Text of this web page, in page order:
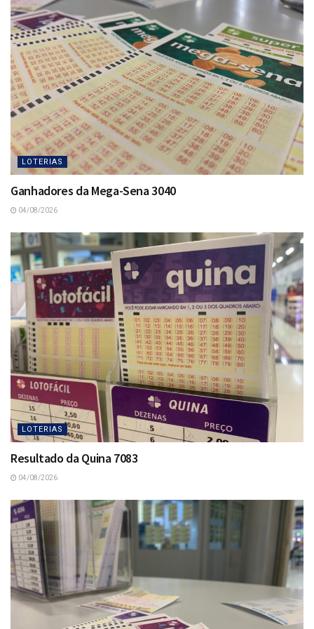
LOTERIAS
Ganhadores da Mega-Sena 3040
04/08/2026
LOTERIAS
Resultado da Quina 7083
04/08/2026